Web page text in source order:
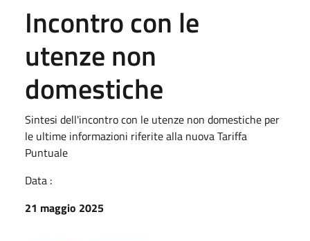
Incontro con le
utenze non
domestiche
Sintesi dell'incontro con le utenze non domestiche per
le ultime informazioni riferite alla nuova Tariffa
Puntuale
Data :
21 maggio 2025